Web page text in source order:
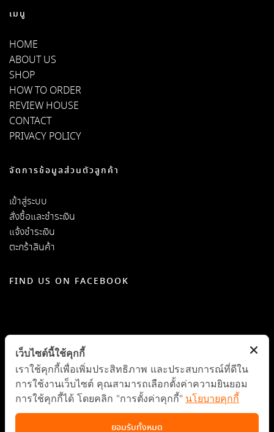
เมนู
HOME
ABOUT US
SHOP
HOW TO ORDER
REVIEW HOUSE
CONTACT
PRIVACY POLICY
จัดการข้อมูลส่วนตัวลูกค้า
เข้าสู่ระบบ
สั่งซื้อและชำระเงิน
แจ้งชำระเงิน
ตะกร้าสินค้า
FIND US ON FACEBOOK
เว็บไซต์นี้ใช้คุกกี้
เราใช้คุกกี้เพื่อเพิ่มประสิทธิภาพ และประสบการณ์ที่ดีใน
การใช้งานเว็บไซต์ คุณสามารถเลือกตั้งค่าความยินยอม
การใช้คุกกี้ได้ โดยคลิก "การตั้งค่าคุกกี้" นโยบายคุกกี้
ยอมรับทั้งหมด